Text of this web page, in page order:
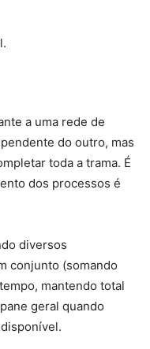
a uma rede de
do outro, mas
toda a trama. É
dos processos é
diversos
conjunto (somando
mantendo total
geral quando